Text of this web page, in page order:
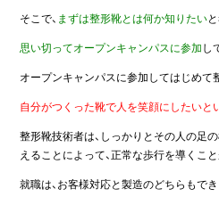
そこで、 まずは整形靴とは何か知りたい
思い切ってオープンキャンパスに参加し
オープンキャンパスに参加してはじめて
自分がつくった靴で人を笑顔にしたいと
整形靴技術者は、しっかりとその人の足
えることによって、正常な歩行を導くこ
就職は、お客様対応と製造のどちらもで